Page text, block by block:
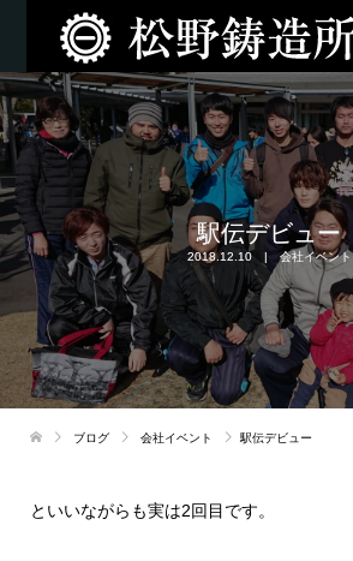
駅伝デビュー
2018.12.10 会社イベント
ブログ 会社イベント 駅伝デビュー
といいながらも実は2回目です。